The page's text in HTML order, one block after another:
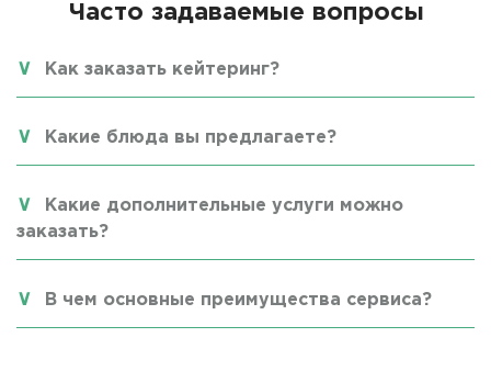
Часто задаваемые вопросы
Как заказать кейтеринг?
Какие блюда вы предлагаете?
Какие дополнительные услуги можно
заказать?
В чем основные преимущества сервиса?